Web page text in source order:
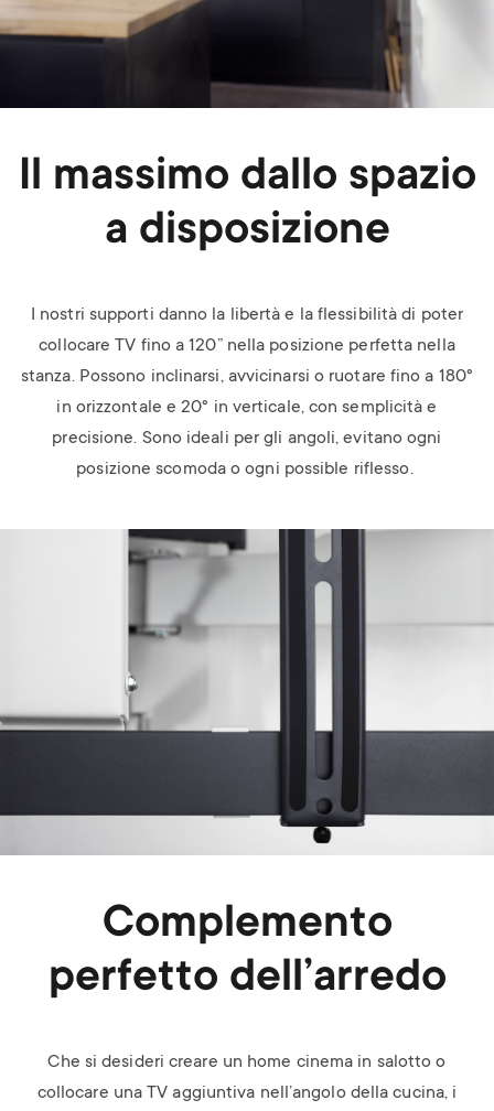
Il massimo dallo spazio
a disposizione
I nostri supporti danno la libertà e la flessibilità di poter
collocare TV fino a 120” nella posizione perfetta nella
stanza. Possono inclinarsi, avvicinarsi o ruotare fino a 180°
in orizzontale e 20° in verticale, con semplicità e
precisione. Sono ideali per gli angoli, evitano ogni
posizione scomoda o ogni possible riflesso.
Complemento
perfetto dell’arredo
Che si desideri creare un home cinema in salotto o
collocare una TV aggiuntiva nell’angolo della cucina, i